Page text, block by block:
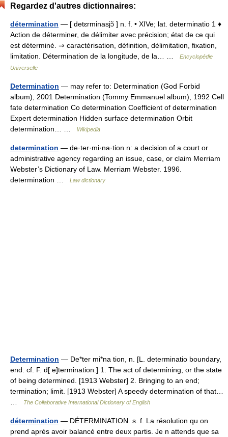
Regardez d'autres dictionnaires:
détermination — [ detɛrminasjɔ̃ ] n. f. • XIVe; lat. determinatio 1 ♦
Action de déterminer, de délimiter avec précision; état de ce qui
est déterminé. ⇒ caractérisation, définition, délimitation, fixation,
limitation. Détermination de la longitude, de la… …
Encyclopédie
Universelle
Determination — may refer to: Determination (God Forbid
album), 2001 Determination (Tommy Emmanuel album), 1992 Cell
fate determination Co determination Coefficient of determination
Expert determination Hidden surface determination Orbit
determination… …
Wikipedia
determination — de·ter·mi·na·tion n: a decision of a court or
administrative agency regarding an issue, case, or claim Merriam
Webster’s Dictionary of Law. Merriam Webster. 1996.
determination …
Law dictionary
Determination — De*ter mi*na tion, n. [L. determinatio boundary,
end: cf. F. d[ e]termination.] 1. The act of determining, or the state
of being determined. [1913 Webster] 2. Bringing to an end;
termination; limit. [1913 Webster] A speedy determination of that…
The Collaborative International Dictionary of English
détermination — DÉTERMINATION. s. f. La résolution qu on
prend après avoir balancé entre deux partis. Je n attends que sa